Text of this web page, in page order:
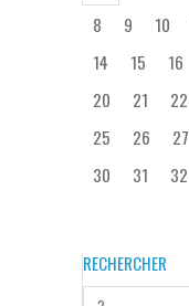
8
9 10
14
15 16
20
21 22
25
26 27
30
31 32
RECHERCHER